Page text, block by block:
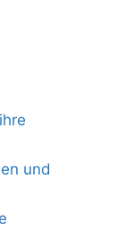
und